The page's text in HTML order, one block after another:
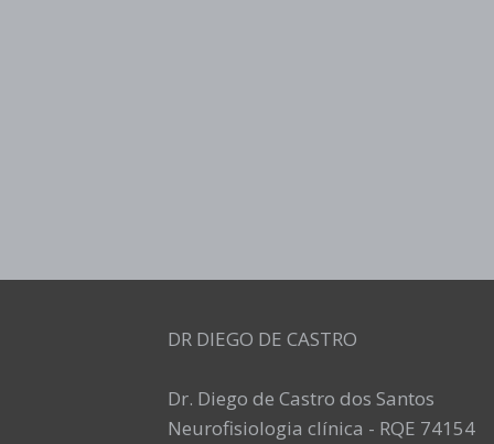
DR DIEGO DE CASTRO
Dr. Diego de Castro dos Santos
Neurofisiologia clínica - RQE 74154